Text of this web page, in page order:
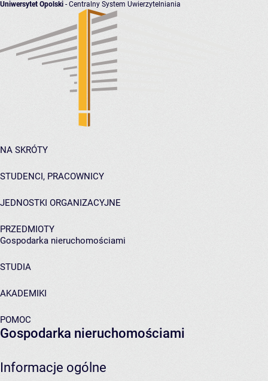
Uniwersytet Opolski - Centralny System Uwierzytelniania
NA SKRÓTY
STUDENCI, PRACOWNICY
JEDNOSTKI ORGANIZACYJNE
PRZEDMIOTY
Gospodarka nieruchomościami
STUDIA
AKADEMIKI
POMOC
Gospodarka nieruchomościami
Informacje ogólne